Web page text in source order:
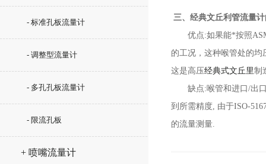
- 标准孔板流量计
- 调整型流量计
- 多孔孔板流量计
- 限流孔板
+ 喷嘴流量计
三、经典文丘利管流量
优点:如果能*按照
的工况，这种喉管处的均
这是高压经典式文丘里制
缺点:喉管和进口/出口
到所需精度, 由于ISO-
的流量测量.